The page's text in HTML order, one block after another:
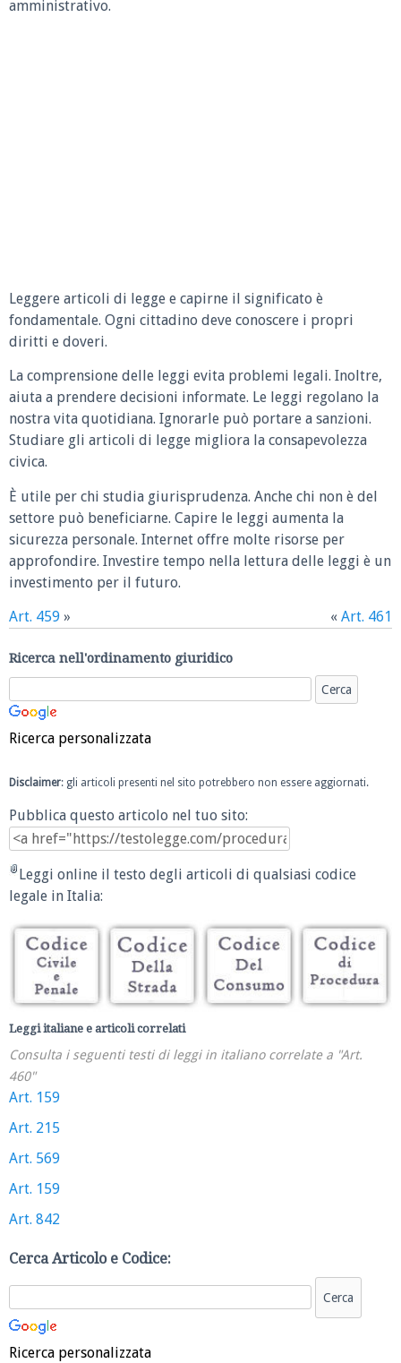
amministrativo.
Leggere articoli di legge e capirne il significato è
fondamentale. Ogni cittadino deve conoscere i propri
diritti e doveri.
La comprensione delle leggi evita problemi legali. Inoltre,
aiuta a prendere decisioni informate. Le leggi regolano la
nostra vita quotidiana. Ignorarle può portare a sanzioni.
Studiare gli articoli di legge migliora la consapevolezza
civica.
È utile per chi studia giurisprudenza. Anche chi non è del
settore può beneficiarne. Capire le leggi aumenta la
sicurezza personale. Internet offre molte risorse per
approfondire. Investire tempo nella lettura delle leggi è un
investimento per il futuro.
Art. 459 » « Art. 461
Ricerca nell'ordinamento giuridico
Ricerca personalizzata
Disclaimer: gli articoli presenti nel sito potrebbero non essere aggiornati.
Pubblica questo articolo nel tuo sito:
Leggi online il testo degli articoli di qualsiasi codice
legale in Italia:
Leggi italiane e articoli correlati
Consulta i seguenti testi di leggi in italiano correlate a "Art.
460"
Art. 159
Art. 215
Art. 569
Art. 159
Art. 842
Cerca Articolo e Codice:
Ricerca personalizzata